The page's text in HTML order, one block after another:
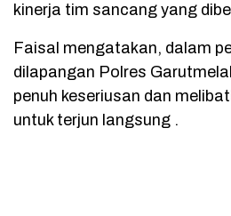
kinerja tim sancang yang
Faisal mengatakan, dalam
dilapangan Polres
penuh keseriusan dan
untuk terjun langsung .